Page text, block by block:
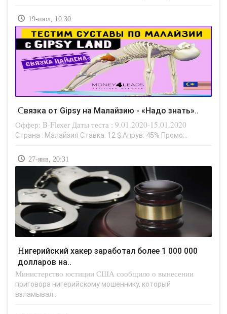
19-июл, 10:30
Связка от Gipsy на Малайзию - «Надо знать»..
Оффер: B-Flexer Даты теста : 9.01.2020-15.01.2020
Страна : Малайзия Ставка: 12 $ Апрув: 45% Промо:..
27-янв, 20:31
Нигерийский хакер заработал более 1 000 000
долларов на..
Министерство юстиции США сообщило о вынесении
приговора нигерийскому мошеннику, который
взламывал..